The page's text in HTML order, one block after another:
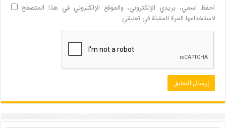
احفظ اسمي، بريدي الإلكتروني، والموقع الإلكتروني في هذا المتصفح
لاستخدامها المرة المقبلة في تعليقي.